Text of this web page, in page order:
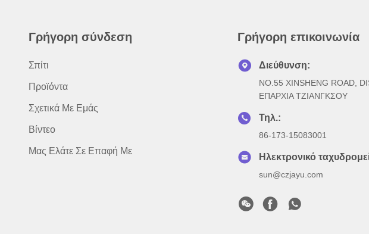
Γρήγορη σύνδεση
Σπίτι
Προϊόντα
Σχετικά Με Εμάς
Βίντεο
Μας Ελάτε Σε Επαφή Με
Γρήγορη επικοινωνία
Διεύθυνση:
NO.55 XINSHENG ROAD,
ΕΠΑΡΧΙΑ ΤΖΙΑΝΓΚΣΟΥ
Τηλ.:
86-173-15083001
Ηλεκτρονικό
sun@czjayu.com